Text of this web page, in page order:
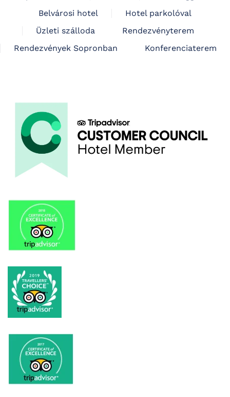
Belvárosi hotel
Hotel parkolóval
Üzleti szálloda
Rendezvényterem
Rendezvények Sopronban
Konferenciaterem